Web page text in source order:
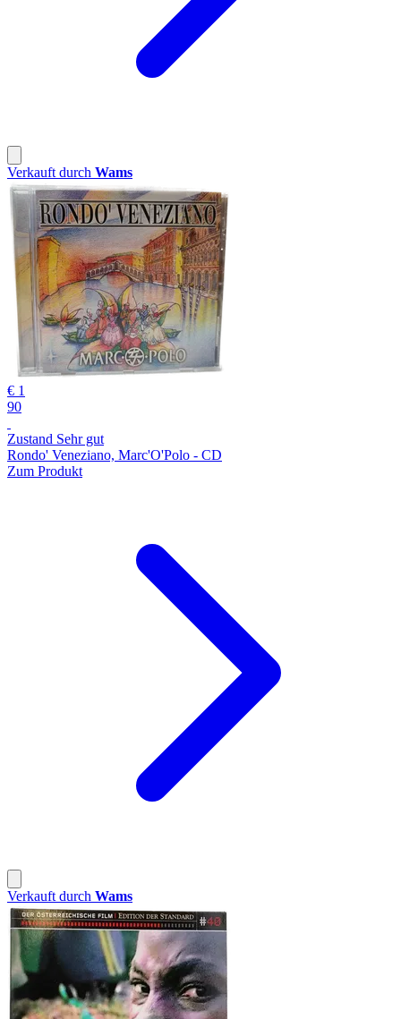
Verkauft durch Wams
€ 1
90
Zustand Sehr gut
Rondo' Veneziano, Marc'O'Polo - CD
Zum Produkt
Verkauft durch Wams